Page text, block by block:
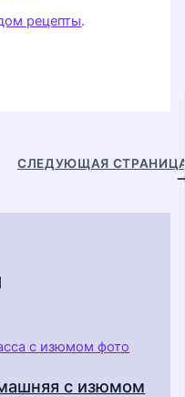
рецепты.
СЛЕДУЮЩАЯ
с изюмом